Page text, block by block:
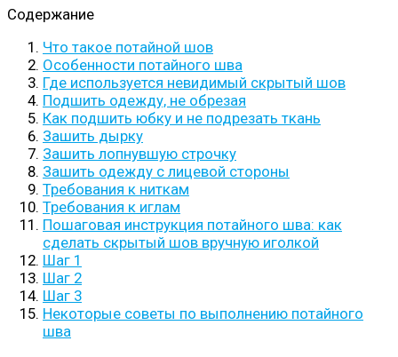
Содержание
Что такое потайной шов
Особенности потайного шва
Где используется невидимый скрытый шов
Подшить одежду, не обрезая
Как подшить юбку и не подрезать ткань
Зашить дырку
Зашить лопнувшую строчку
Зашить одежду с лицевой стороны
Требования к ниткам
Требования к иглам
Пошаговая инструкция потайного шва: как
сделать скрытый шов вручную иголкой
Шаг 1
Шаг 2
Шаг 3
Некоторые советы по выполнению потайного
шва